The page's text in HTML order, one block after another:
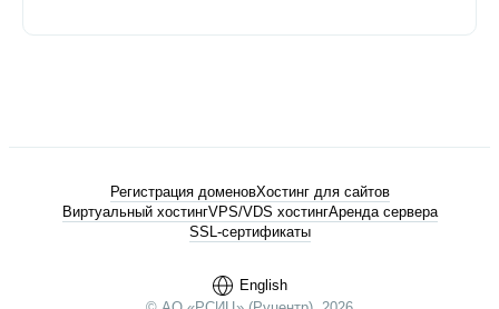
English
Регистрация доменовХостинг для сайтов
Виртуальный хостингVPS/VDS хостингАренда сервера
SSL-сертификаты